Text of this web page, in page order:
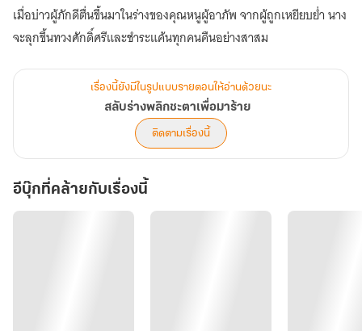
มา
ร้าย
เมื่อบ่าวผู้ภักดีตื่นขึ้นมาในร่างของคุณหนูผู้อาภัพ จากผู้ถูกเหยียบย่ำ นาง
จะลุกขึ้นทวงศักดิ์ศรีและชำระแค้นทุกคนคืนอย่างสาสม
เรื่องนี้ยังมีในรูปแบบรายตอนให้อ่านด้วยนะ
สลับร่างพลิกชะตาเพื่อมาร้าย
ติดตามเรื่องนี้
อีบุ๊กที่คล้ายกับเรื่องนี้